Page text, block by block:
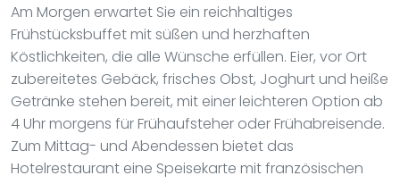
Am Morgen erwartet Sie ein reichhaltiges
Frühstücksbuffet mit süßen und herzhaften
Köstlichkeiten, die alle Wünsche erfüllen. Eier, vor Ort
zubereitetes Gebäck, frisches Obst, Joghurt und heiße
Getränke stehen bereit, mit einer leichteren Option ab
4 Uhr morgens für Frühaufsteher oder Frühabreisende.
Zum Mittag- und Abendessen bietet das
Hotelrestaurant eine Speisekarte mit französischen